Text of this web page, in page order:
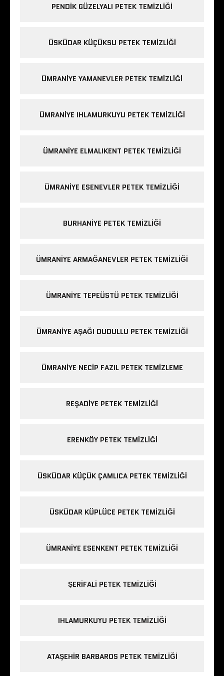
PENDIK GÜZELYALI PETEK TEMIZLIĞI
ÜSKÜDAR KÜÇÜKSU PETEK TEMIZLIĞI
ÜMRANIYE YAMANEVLER PETEK TEMIZLIĞI
ÜMRANIYE IHLAMURKUYU PETEK TEMIZLIĞI
ÜMRANIYE ELMALIKENT PETEK TEMIZLIĞI
ÜMRANIYE ESENEVLER PETEK TEMIZLIĞI
BURHANIYE PETEK TEMIZLIĞI
ÜMRANIYE ARMAĞANEVLER PETEK TEMIZLIĞI
ÜMRANIYE TEPEÜSTÜ PETEK TEMIZLIĞI
ÜMRANIYE AŞAĞI DUDULLU PETEK TEMIZLIĞI
ÜMRANIYE NECIP FAZIL PETEK TEMIZLEME
REŞADIYE PETEK TEMIZLIĞI
ERENKÖY PETEK TEMIZLIĞI
ÜSKÜDAR KÜÇÜK ÇAMLICA PETEK TEMIZLIĞI
ÜSKÜDAR KÜPLÜCE PETEK TEMIZLIĞI
ÜMRANIYE ESENKENT PETEK TEMIZLIĞI
ŞERIFALI PETEK TEMIZLIĞI
IHLAMURKUYU PETEK TEMIZLIĞI
ATAŞEHIR BARBAROS PETEK TEMIZLIĞI